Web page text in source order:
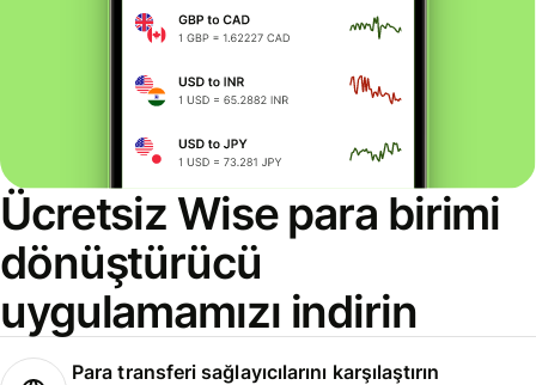
Ücretsiz Wise para birimi
dönüştürücü
uygulamamızı indirin
Para transferi sağlayıcılarını karşılaştırın